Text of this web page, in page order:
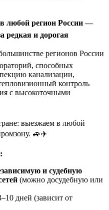
любой регион России —
редкая и дорогая
регионов России
способных
канализации,
контроль
с высокоточными
выезжаем в любой
🚙✈️
и судебную
(можно досудебную или
дней (зависит от